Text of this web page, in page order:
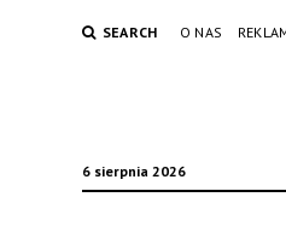
SEARCH O NAS
6 sierpnia 2026